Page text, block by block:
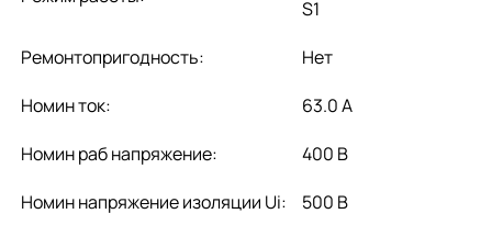
S1
Ремонтопригодность:
Нет
Номин ток:
63.0 А
Номин раб напряжение:
400 В
Номин напряжение изоляции Ui:
500 В